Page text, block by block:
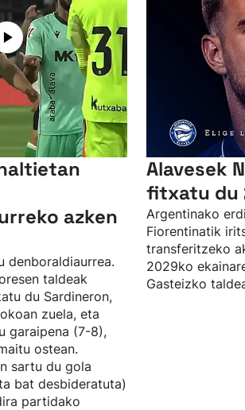
azken
denboraldiaurrea.
taldeak
du Sardineron,
zuela, eta
garaipena (7-8),
ostean.
sartu du gola
bat desbideratuta)
partidako
Alavesek
fitxatu du
Argentinako
Fiorentinatik
transferitzeko
2029ko
Gasteizko